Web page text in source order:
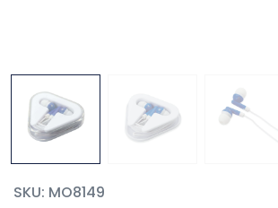
SKU: MO8149